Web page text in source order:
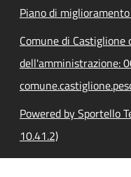
Piano di
Comune di
dell'amministrazione:
Powered by Sportello
10.41.2)